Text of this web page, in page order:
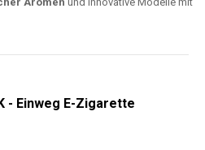
- Einweg E-Zigarette